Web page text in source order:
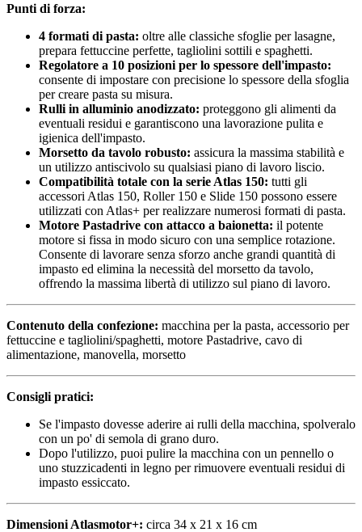
Punti di forza:
4 formati di pasta: oltre alle classiche sfoglie per lasagne,
prepara fettuccine perfette, tagliolini sottili e spaghetti.
Regolatore a 10 posizioni per lo spessore dell'impasto:
consente di impostare con precisione lo spessore della sfoglia
per creare pasta su misura.
Rulli in alluminio anodizzato: proteggono gli alimenti da
eventuali residui e garantiscono una lavorazione pulita e
igienica dell'impasto.
Morsetto da tavolo robusto: assicura la massima stabilità e
un utilizzo antiscivolo su qualsiasi piano di lavoro liscio.
Compatibilità totale con la serie Atlas 150: tutti gli
accessori Atlas 150, Roller 150 e Slide 150 possono essere
utilizzati con Atlas+ per realizzare numerosi formati di pasta.
Motore Pastadrive con attacco a baionetta: il potente
motore si fissa in modo sicuro con una semplice rotazione.
Consente di lavorare senza sforzo anche grandi quantità di
impasto ed elimina la necessità del morsetto da tavolo,
offrendo la massima libertà di utilizzo sul piano di lavoro.
Contenuto della confezione: macchina per la pasta, accessorio per
fettuccine e tagliolini/spaghetti, motore Pastadrive, cavo di
alimentazione, manovella, morsetto
Consigli pratici:
Se l'impasto dovesse aderire ai rulli della macchina, spolveralo
con un po' di semola di grano duro.
Dopo l'utilizzo, puoi pulire la macchina con un pennello o
uno stuzzicadenti in legno per rimuovere eventuali residui di
impasto essiccato.
Dimensioni Atlasmotor+: circa 34 x 21 x 16 cm